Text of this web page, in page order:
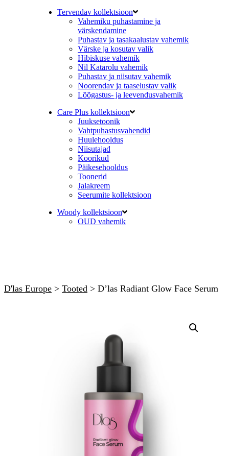
Tervendav kollektsioon
Vahemiku puhastamine ja
värskendamine
Puhastav ja tasakaalustav vahemik
Värske ja kosutav valik
Hibiskuse vahemik
Nil Katarolu vahemik
Puhastav ja niisutav vahemik
Noorendav ja taaselustav valik
Lõõgastus- ja leevendusvahemik
Care Plus kollektsioon
Juuksetoonik
Vahtpuhastusvahendid
Huulehooldus
Niisutajad
Koorikud
Päikesehooldus
Toonerid
Jalakreem
Seerumite kollektsioon
Woody kollektsioon
OUD vahemik
D'las Europe > Tooted > D’las Radiant Glow Face Serum